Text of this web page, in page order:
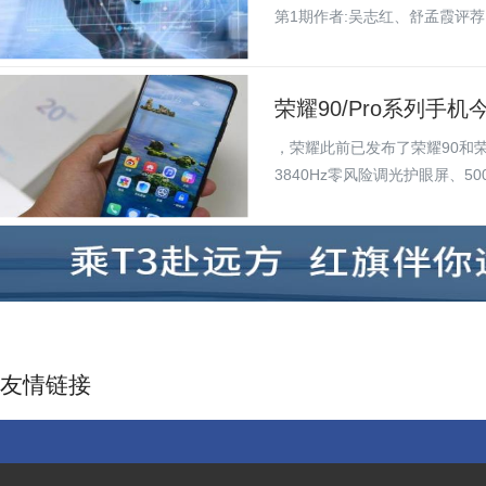
第1期作者:吴志红、舒孟霞评
荣耀90/Pro系列手机
，荣耀此前已发布了荣耀90和
3840Hz零风险调光护眼屏、
友情链接